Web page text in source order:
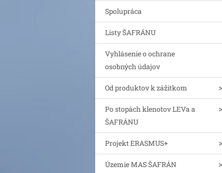
Spolupráca
Listy ŠAFRÁNU
Vyhlásenie o ochrane
osobných údajov
Od produktov k zážitkom
Po stopách klenotov LEVa a
ŠAFRÁNU
Projekt ERASMUS+
Územie MAS ŠAFRÁN